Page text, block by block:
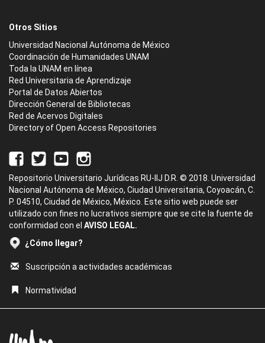
Otros Sitios
Universidad Nacional Autónoma de México
Coordinación de Humanidades UNAM
Toda la UNAM en línea
Red Universitaria de Aprendizaje
Portal de Datos Abiertos
Dirección General de Bibliotecas
Red de Acervos Digitales
Directory of Open Access Repositories
Repositorio Universitario Jurídicas RU-IIJ D.R. © 2018. Universidad
Nacional Autónoma de México, Ciudad Universitaria, Coyoacán, C.
P. 04510, Ciudad de México, México. Este sitio web puede ser
utilizado con fines no lucrativos siempre que se cite la fuente de
conformidad con el AVISO LEGAL.
¿Cómo llegar?
Suscripción a actividades académicas
Normatividad